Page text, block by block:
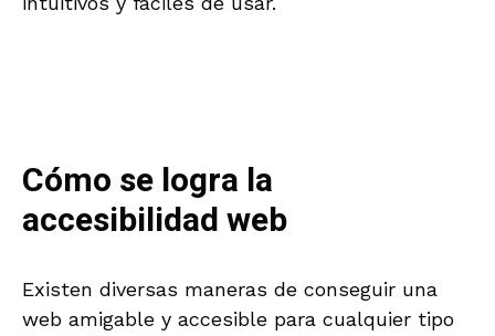
Cómo se logra la
accesibilidad web
Existen diversas maneras de conseguir una
web amigable y accesible para cualquier tipo